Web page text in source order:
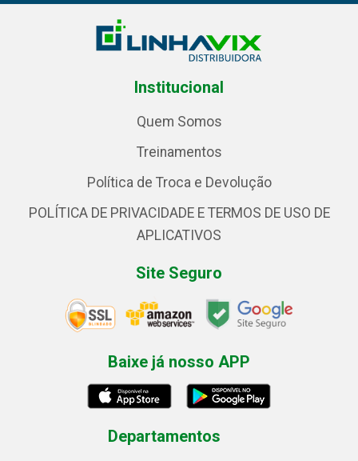
Institucional
Quem Somos
Treinamentos
Política de Troca e Devolução
POLÍTICA DE PRIVACIDADE E TERMOS DE USO DE
APLICATIVOS
Site Seguro
Baixe já nosso APP
Departamentos